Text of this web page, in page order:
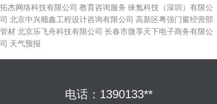
拓杰网络科技有限公司 教育咨询服务 徕氪科技（深圳）有限公
司 北京中兴顺鑫工程设计咨询有限公司 高新区粤强门窗经营部
管材 北京乐飞舟科技有限公司 长春市微享天下电子商务有限公
司 天气预报
电话：1390133**